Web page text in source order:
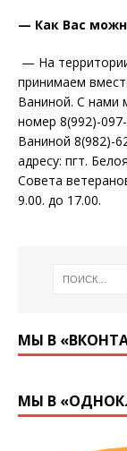
— Как Вас
— На
принимаем
Ваниной. С нами
номер 8(992)-
Ваниной 8(982)-
адресу: пгт.
Совета
9.00. до 17.00.
МЫ В
МЫ В